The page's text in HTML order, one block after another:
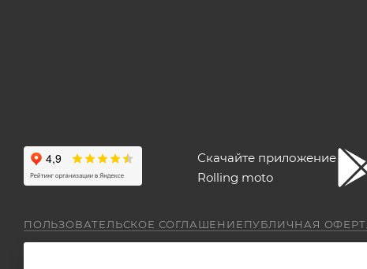
Скачайте приложение
Rolling moto
ПОЛЬЗОВАТЕЛЬСКОЕ СОГЛАШЕНИЕПУБЛИЧНАЯ